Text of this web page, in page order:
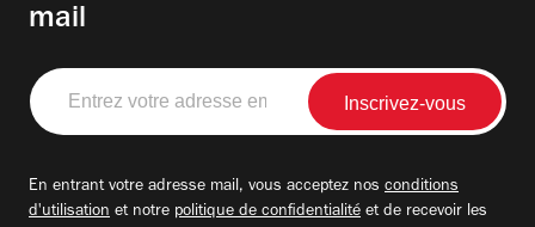
mail
Entrez
votre
adresse
En entrant votre adresse mail, vous acceptez nos conditions
d'utilisation et notre politique de confidentialité et de recevoir les